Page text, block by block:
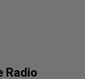
Radio